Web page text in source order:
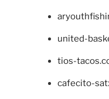
united-
tios-
cafecito-